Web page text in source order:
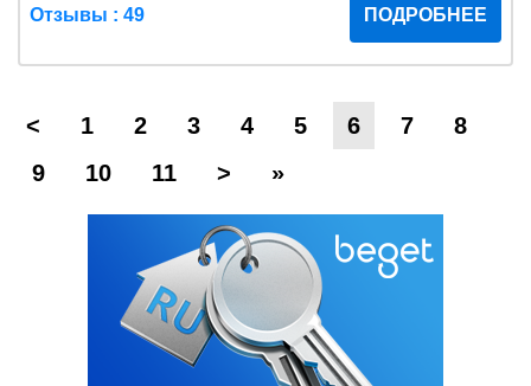
Отзывы : 49 ПОДРОБНЕЕ
< 1 2 3 4 5 6 7
8
9
10 11 > »